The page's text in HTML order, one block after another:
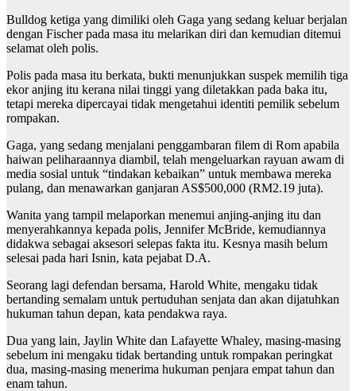
Bulldog ketiga yang dimiliki oleh Gaga yang sedang keluar berjalan
dengan Fischer pada masa itu melarikan diri dan kemudian ditemui
selamat oleh polis.
Polis pada masa itu berkata, bukti menunjukkan suspek memilih tiga
ekor anjing itu kerana nilai tinggi yang diletakkan pada baka itu,
tetapi mereka dipercayai tidak mengetahui identiti pemilik sebelum
rompakan.
Gaga, yang sedang menjalani penggambaran filem di Rom apabila
haiwan peliharaannya diambil, telah mengeluarkan rayuan awam di
media sosial untuk “tindakan kebaikan” untuk membawa mereka
pulang, dan menawarkan ganjaran AS$500,000 (RM2.19 juta).
Wanita yang tampil melaporkan menemui anjing-anjing itu dan
menyerahkannya kepada polis, Jennifer McBride, kemudiannya
didakwa sebagai aksesori selepas fakta itu. Kesnya masih belum
selesai pada hari Isnin, kata pejabat D.A.
Seorang lagi defendan bersama, Harold White, mengaku tidak
bertanding semalam untuk pertuduhan senjata dan akan dijatuhkan
hukuman tahun depan, kata pendakwa raya.
Dua yang lain, Jaylin White dan Lafayette Whaley, masing-masing
sebelum ini mengaku tidak bertanding untuk rompakan peringkat
dua, masing-masing menerima hukuman penjara empat tahun dan
enam tahun.